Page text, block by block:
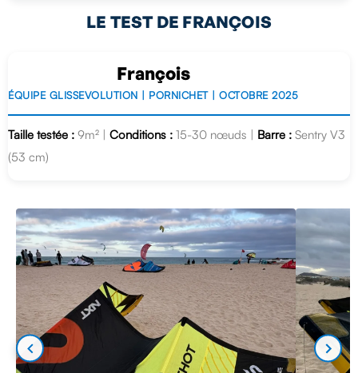
LE TEST DE FRANÇOIS
François
ÉQUIPE GLISSEVOLUTION | PORNICHET | OCTOBRE 2025
Taille testée : 9m² | Conditions : 15-30 nœuds | Barre : Sentry V3
(53 cm)